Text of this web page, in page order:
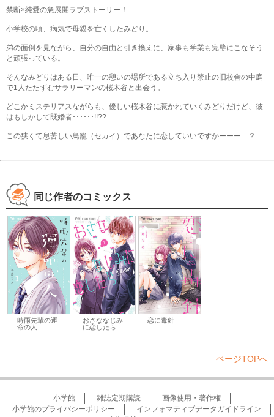
禁断×純愛の急展開ラブストーリー！
小学校の頃、病気で母親を亡くしたみどり。
弟の面倒を見ながら、自分の自由と引き換えに、家事も学業も完璧にこなそう
と頑張っている。
そんなみどりはある日、唯一の憩いの場所である立ち入り禁止の旧校舎の中庭
で1人たたずむサラリーマンの桜木谷と出会う。
どこかミステリアスながらも、優しい桜木谷に惹かれていくみどりだけど、彼
はもしかして既婚者･･････!!??
この狭くて息苦しい鳥籠（セカイ）であなたに恋していいですかーーー…？
同じ作者のコミックス
時雨先輩の運
命の人
おさななじみ
に恋したら
恋に毒針
ページTOPへ
小学館 雑誌定期購読
画像使用・著作権
小学館のプライバシーポリシー
インフォマティブデータガイドライン